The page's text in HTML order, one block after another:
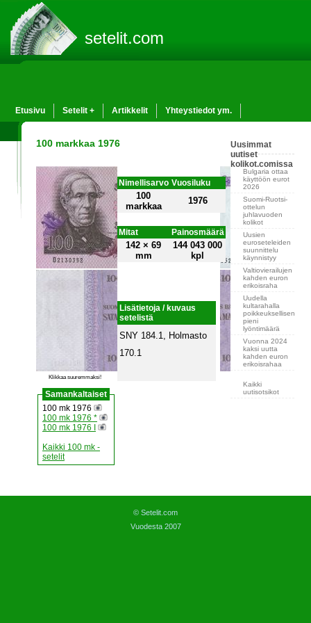
setelit.com
Etusivu Setelit + Artikkelit Yhteystiedot ym.
100 markkaa 1976
Klikkaa suuremmaksi!
Samankaltaiset
100 mk 1976
100 mk 1976 *
100 mk 1976 I
Kaikki 100 mk -
setelit
Nimellisarvo Vuosiluku
100
markkaa
1976
Mitat Painosmäärä
142 × 69
mm
144 043 000
kpl
Lisätietoja / kuvaus
setelistä
SNY 184.1, Holmasto
170.1
Uusimmat
uutiset
kolikot.comissa
Bulgaria ottaa
käyttöön eurot
2026
Suomi-Ruotsi-
ottelun
juhlavuoden
kolikot
Uusien
euroseteleiden
suunnittelu
käynnistyy
Valtiovierailujen
kahden euron
erikoisraha
Uudella
kultarahalla
poikkeuksellisen
pieni
lyöntimäärä
Vuonna 2024
kaksi uutta
kahden euron
erikoisrahaa
Kaikki
uutisotsikot
© Setelit.com
Vuodesta 2007